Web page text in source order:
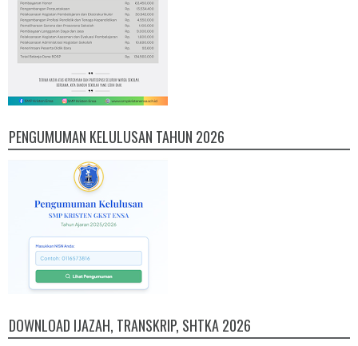
PENGUMUMAN KELULUSAN TAHUN 2026
DOWNLOAD IJAZAH, TRANSKRIP, SHTKA 2026